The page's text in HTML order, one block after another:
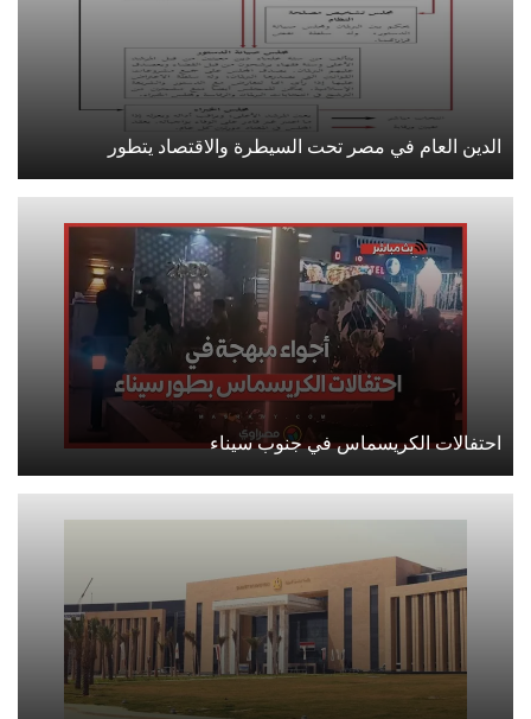
الدين العام في مصر تحت السيطرة والاقتصاد يتطور
احتفالات الكريسماس في جنوب سيناء